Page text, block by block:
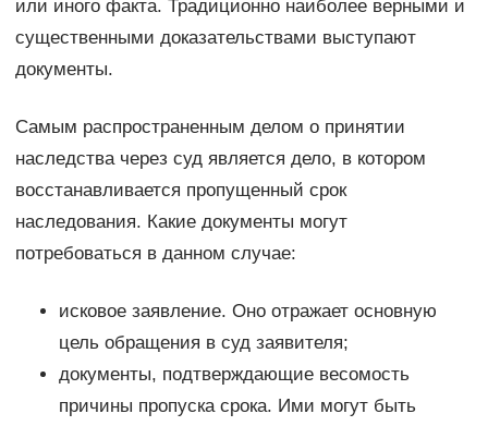
или иного факта. Традиционно наиболее верными и
существенными доказательствами выступают
документы.
Самым распространенным делом о принятии
наследства через суд является дело, в котором
восстанавливается пропущенный срок
наследования. Какие документы могут
потребоваться в данном случае:
исковое заявление. Оно отражает основную
цель обращения в суд заявителя;
документы, подтверждающие весомость
причины пропуска срока. Ими могут быть